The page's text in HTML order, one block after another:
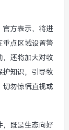
官方表示，将进
重点区域设置警
，还将加大对牧
护知识，引导牧
切勿惊慌直视或
，既是生态向好